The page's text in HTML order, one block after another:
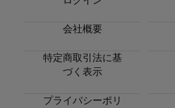
会社概要
特定商取引法に基
づく表示
プライバシーポリ